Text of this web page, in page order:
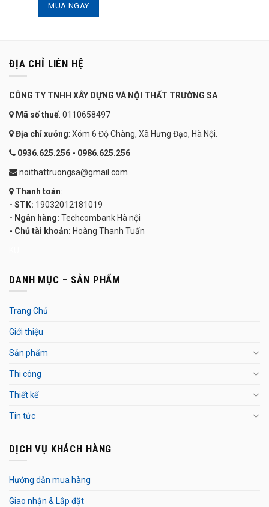
MUA NGAY
ĐỊA CHỈ LIÊN HỆ
CÔNG TY TNHH XÂY DỰNG VÀ NỘI THẤT TRƯỜNG SA
Mã số thuế: 0110658497
Địa chỉ xưởng: Xóm 6 Độ Chàng, Xã Hưng Đạo, Hà Nội.
0936.625.256 - 0986.625.256
noithattruongsa@gmail.com
Thanh toán:
- STK: 19032012181019
- Ngân hàng: Techcombank Hà nội
- Chủ tài khoản: Hoàng Thanh Tuấn
DANH MỤC – SẢN PHẨM
Trang Chủ
Giới thiệu
Sản phẩm
Thi công
Thiết kế
Tin tức
DỊCH VỤ KHÁCH HÀNG
Hướng dẫn mua hàng
Giao nhận & Lắp đặt